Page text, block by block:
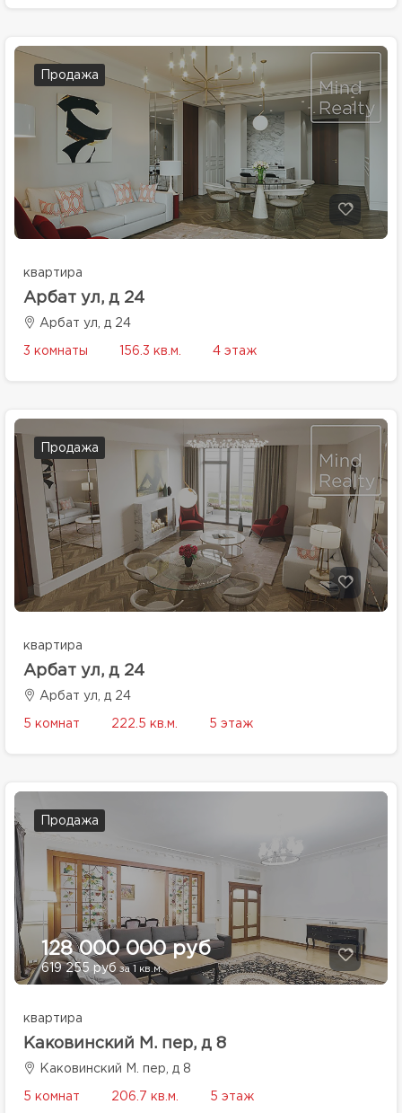
Продажа
квартира
Арбат ул, д 24
Арбат ул, д 24
3 комнаты 156.3 кв.м. 4 этаж
Продажа
квартира
Арбат ул, д 24
Арбат ул, д 24
5 комнат 222.5 кв.м. 5 этаж
Продажа
128 000 000 руб
619 255 руб за 1 кв.м.
квартира
Каковинский М. пер, д 8
Каковинский М. пер, д 8
5 комнат 206.7 кв.м. 5 этаж